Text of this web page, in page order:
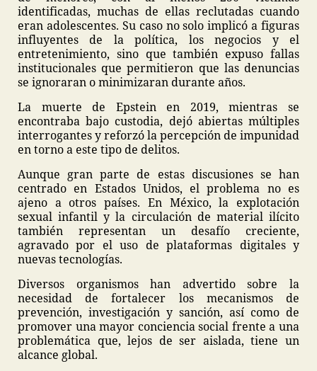
identificadas, muchas de ellas reclutadas cuando
eran adolescentes. Su caso no solo implicó a figuras
influyentes de la política, los negocios y el
entretenimiento, sino que también expuso fallas
institucionales que permitieron que las denuncias
se ignoraran o minimizaran durante años.
La muerte de Epstein en 2019, mientras se
encontraba bajo custodia, dejó abiertas múltiples
interrogantes y reforzó la percepción de impunidad
en torno a este tipo de delitos.
Aunque gran parte de estas discusiones se han
centrado en Estados Unidos, el problema no es
ajeno a otros países. En México, la explotación
sexual infantil y la circulación de material ilícito
también representan un desafío creciente,
agravado por el uso de plataformas digitales y
nuevas tecnologías.
Diversos organismos han advertido sobre la
necesidad de fortalecer los mecanismos de
prevención, investigación y sanción, así como de
promover una mayor conciencia social frente a una
problemática que, lejos de ser aislada, tiene un
alcance global.